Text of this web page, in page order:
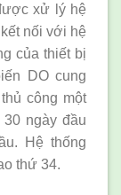
xử lý hệ
nối với hệ
của thiết bị
DO cung
công một
ngày đầu
Hệ thống
thứ 34.